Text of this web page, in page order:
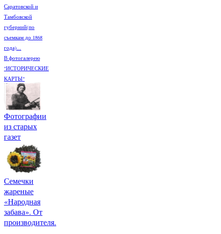
Саратовской и
Тамбовской
губерний(по
съемкам до 1868
года)...
В фотогалерею
"ИСТОРИЧЕСКИЕ
КАРТЫ"
Фотографии
из старых
газет
Семечки
жареные
«Народная
забава». От
производителя.